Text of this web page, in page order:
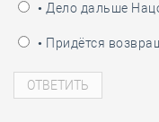
• Дело дальше
• Придётся